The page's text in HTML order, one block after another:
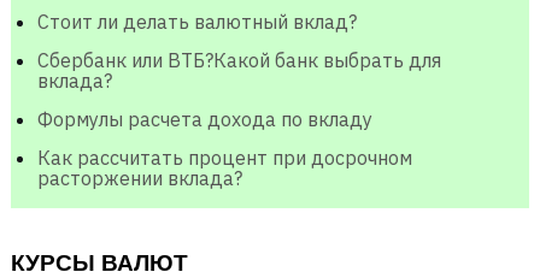
Стоит ли делать валютный вклад?
Сбербанк или ВТБ?Какой банк выбрать для
вклада?
Формулы расчета дохода по вкладу
Как рассчитать процент при досрочном
расторжении вклада?
КУРСЫ ВАЛЮТ